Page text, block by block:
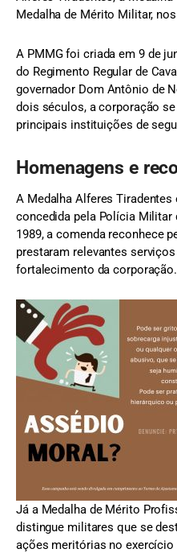
Medalha de Mérito Militar,
A PMMG foi criada em 9 de
do Regimento Regular de
governador Dom Antônio de
dois séculos, a corporação
principais instituições de
Homenagens e
A Medalha Alferes Tiradentes
concedida pela Polícia Militar
1989, a comenda reconhece
prestaram relevantes
fortalecimento da corporação.
Já a Medalha de Mérito
distingue militares que se
ações meritórias no exercício